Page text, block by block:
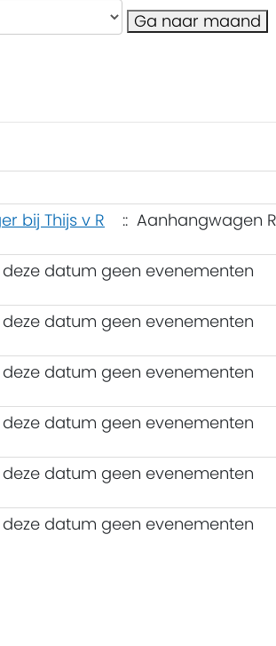
Ga naar maand
bij Thijs v R :: Aanhangwagen
deze datum geen evenementen
deze datum geen evenementen
deze datum geen evenementen
deze datum geen evenementen
deze datum geen evenementen
deze datum geen evenementen